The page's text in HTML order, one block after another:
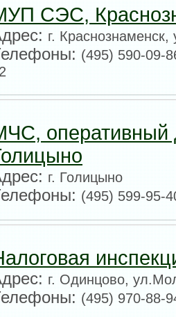
СЭС,
г.
(495) 590-09-
оперативный
г. Голицыно
(495) 599-95-
г. Одинцово,
(495) 970-88-